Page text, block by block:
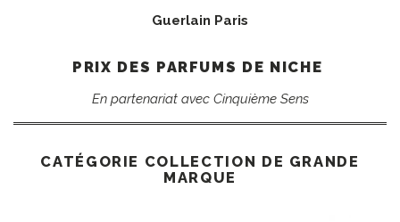
Guerlain Paris
PRIX DES PARFUMS DE NICHE
En partenariat avec Cinquième Sens
CATÉGORIE COLLECTION DE GRANDE
MARQUE